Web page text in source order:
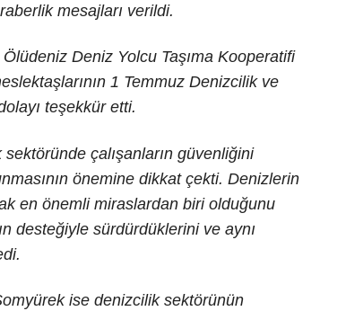
mesajları verildi.
Deniz Yolcu Taşıma Kooperatifi
1 Temmuz Denizcilik ve
teşekkür etti.
çalışanların güvenliğini
önemine dikkat çekti. Denizlerin
en önemli miraslardan biri olduğunu
desteğiyle sürdürdüklerini ve aynı
ise denizcilik sektörünün